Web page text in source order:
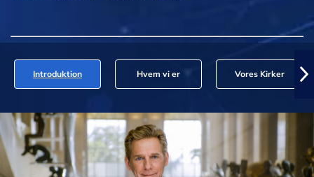
Introduktion Hvem vi er Vores Kirker